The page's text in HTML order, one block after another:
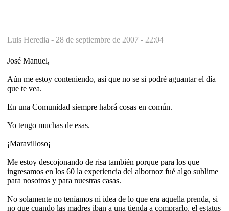
Luis Heredia - 28 de septiembre de 2007 - 22:04
José Manuel,
Aún me estoy conteniendo, así que no se si podré aguantar el día
que te vea.
En una Comunidad siempre habrá cosas en común.
Yo tengo muchas de esas.
¡Maravilloso¡
Me estoy descojonando de risa también porque para los que
ingresamos en los 60 la experiencia del albornoz fué algo sublime
para nosotros y para nuestras casas.
No solamente no teníamos ni idea de lo que era aquella prenda, si
no que cuando las madres iban a una tienda a comprarlo, el estatus